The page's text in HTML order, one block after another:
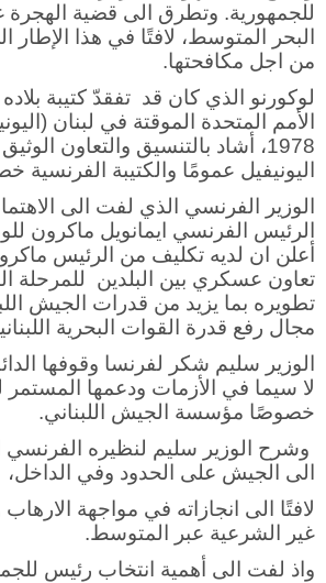
للجمهورية. وتطرق الى قضية الهجرة
البحر المتوسط، لافتًا في هذا الإطار
من اجل مكافحتها.
لوكورنو الذي كان قد تفقدّ كتيبة
الأمم المتحدة الموقتة في لبنان
1978، أشاد بالتنسيق والتعاون
اليونيفيل عمومًا والكتيبة الفرنسية
الوزير الفرنسي الذي لفت الى
الرئيس الفرنسي ايمانويل ماكرون
أعلن ان لديه تكليف من الرئيس
تعاون عسكري بين البلدين للمرحلة
تطويره بما يزيد من قدرات الجيش
مجال رفع قدرة القوات البحرية
الوزير سليم شكر لفرنسا وقوفها
لا سيما في الأزمات ودعمها
خصوصًا مؤسسة الجيش اللبناني.
وشرح الوزير سليم لنظيره الفرنسي
الى الجيش على الحدود وفي الداخل،
لافتًا الى انجازاته في مواجهة
غير الشرعية عبر المتوسط.
واذ لفت الى أهمية انتخاب رئيس